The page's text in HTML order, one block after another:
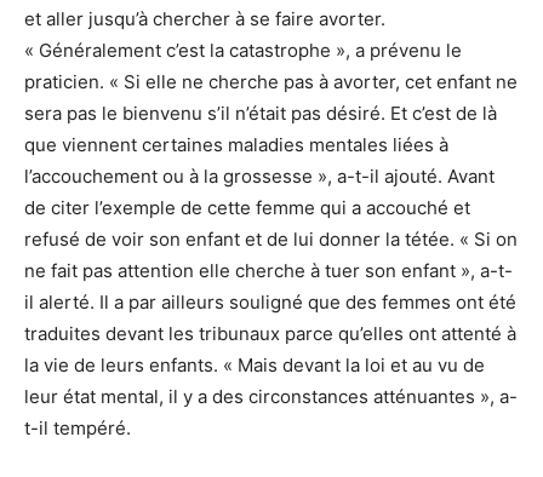
et aller jusqu’à chercher à se faire avorter.
« Généralement c’est la catastrophe », a prévenu le
praticien. « Si elle ne cherche pas à avorter, cet enfant ne
sera pas le bienvenu s’il n’était pas désiré. Et c’est de là
que viennent certaines maladies mentales liées à
l’accouchement ou à la grossesse », a-t-il ajouté. Avant
de citer l’exemple de cette femme qui a accouché et
refusé de voir son enfant et de lui donner la tétée. « Si on
ne fait pas attention elle cherche à tuer son enfant », a-t-
il alerté. Il a par ailleurs souligné que des femmes ont été
traduites devant les tribunaux parce qu’elles ont attenté à
la vie de leurs enfants. « Mais devant la loi et au vu de
leur état mental, il y a des circonstances atténuantes », a-
t-il tempéré.